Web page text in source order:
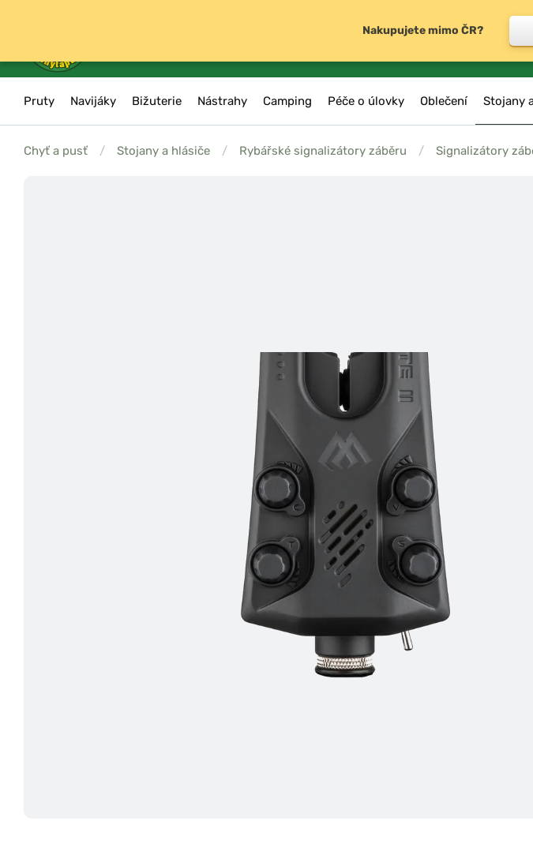
Pruty Navijáky Bižuterie Nástrahy Camping Péče o úlovky Oblečení Stojany
Chyť a pusť / Stojany a hlásiče / Rybářské signalizátory záběru / Signalizátory
Nakupujete mimo ČR?